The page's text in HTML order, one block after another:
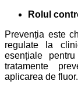
Rolul
Prevenția este
regulate la
esențiale
tratamente
aplicarea de fluor.